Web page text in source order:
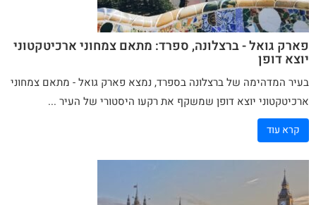
פארק גואל - ברצלונה, ספרד: מתאם צמחוני ארכיטקטוני
יוצא דופן
בעיר המדהימה של ברצלונה בספרד, נמצא פארק גואל- מתאם צמחוני
ארכיטקטוני יוצא דופן שמשקף את רקעו היסטורי של העיר ...
קרא עוד